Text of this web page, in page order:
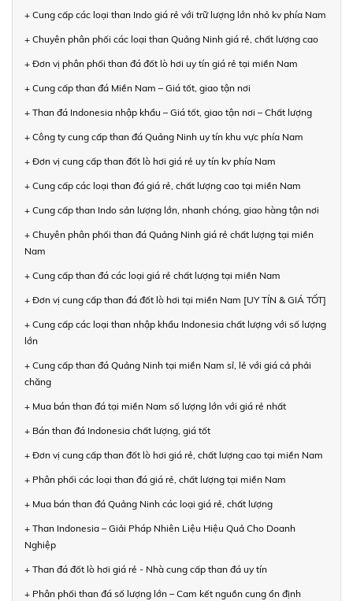
+ Cung cấp các loại than Indo giá rẻ với trữ lượng lớn nhỏ kv phía Nam
+ Chuyên phân phối các loại than Quảng Ninh giá rẻ, chất lượng cao
+ Đơn vị phân phối than đá đốt lò hơi uy tín giá rẻ tại miền Nam
+ Cung cấp than đá Miền Nam – Giá tốt, giao tận nơi
+ Than đá Indonesia nhập khẩu – Giá tốt, giao tận nơi – Chất lượng
+ Công ty cung cấp than đá Quảng Ninh uy tín khu vực phía Nam
+ Đơn vị cung cấp than đốt lò hơi giá rẻ uy tín kv phía Nam
+ Cung cấp các loại than đá giá rẻ, chất lượng cao tại miền Nam
+ Cung cấp than Indo sản lượng lớn, nhanh chóng, giao hàng tận nơi
+ Chuyên phân phối than đá Quảng Ninh giá rẻ chất lượng tại miền
Nam
+ Cung cấp than đá các loại giá rẻ chất lượng tại miền Nam
+ Đơn vị cung cấp than đá đốt lò hơi tại miền Nam [UY TÍN & GIÁ TỐT]
+ Cung cấp các loại than nhập khẩu Indonesia chất lượng với số lượng
lớn
+ Cung cấp than đá Quảng Ninh tại miền Nam sỉ, lẻ với giá cả phải
chăng
+ Mua bán than đá tại miền Nam số lượng lớn với giá rẻ nhất
+ Bán than đá Indonesia chất lượng, giá tốt
+ Đơn vị cung cấp than đốt lò hơi giá rẻ, chất lượng cao tại miền Nam
+ Phân phối các loại than đá giá rẻ, chất lượng tại miền Nam
+ Mua bán than đá Quảng Ninh các loại giá rẻ, chất lượng
+ Than Indonesia – Giải Pháp Nhiên Liệu Hiệu Quả Cho Doanh
Nghiệp
+ Than đá đốt lò hơi giá rẻ - Nhà cung cấp than đá uy tín
+ Phân phối than đá số lượng lớn – Cam kết nguồn cung ổn định